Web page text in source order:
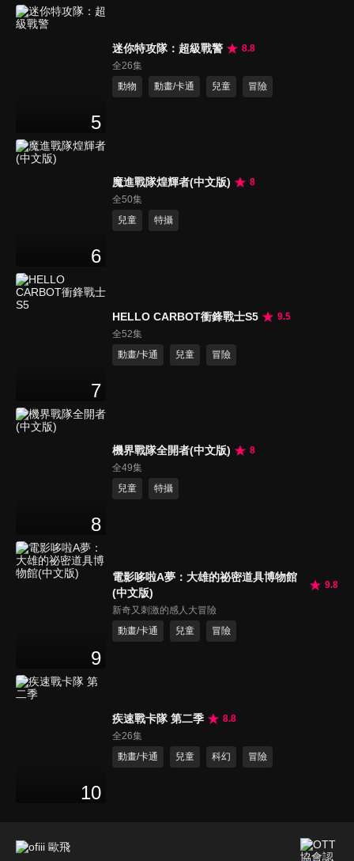
5
迷你特攻隊：超級戰警
8.8
全26集
動物
動畫/卡通 兒童 冒險
6
魔進戰隊煌輝者(中文版)
8
全50集
兒童
特攝
7
HELLO CARBOT衝鋒戰士S5
9.5
全52集
動畫/卡通
兒童 冒險
8
機界戰隊全開者(中文版)
8
全49集
兒童
特攝
9
電影哆啦A夢：大雄的祕密道具博物館
(中文版)
9.8
新奇又刺激的感人大冒險
動畫/卡通
兒童 冒險
10
疾速戰卡隊 第二季
8.8
全26集
動畫/卡通
兒童 科幻 冒險